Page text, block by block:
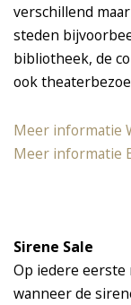
verschillend
steden
bibliotheek, de
ook
Meer informatie
Meer informatie
Sirene Sale
Op iedere eerste
wanneer de